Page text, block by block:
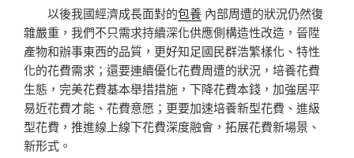
以後我國經濟成長面對的包養 內部周遭的狀況仍然復
雜嚴重，我們不只需求持續深化供應側構造性改造，晉陞
產物和辦事東西的品質，更好知足國民群浩繁樣化、特性
化的花費需求；還要連續優化花費周遭的狀況，培養花費
生態，完美花費基本舉措措施，下降花費本錢，加強居平
易近花費才能、花費意愿；更要加速培養新型花費、進級
型花費，推進線上線下花費深度融會，拓展花費新場景、
新形式。